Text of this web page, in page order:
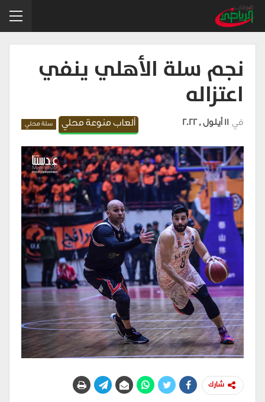
نجم سلة الأهلي ينفي
اعتزاله
ألعاب منوعة محلي سلة محلي في 11 أيلول , 2022
شارك